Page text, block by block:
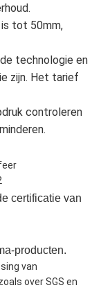
tot 50mm,
technologie en
zijn. Het tarief
controleren
certificatie van
producten.
van
over SGS en